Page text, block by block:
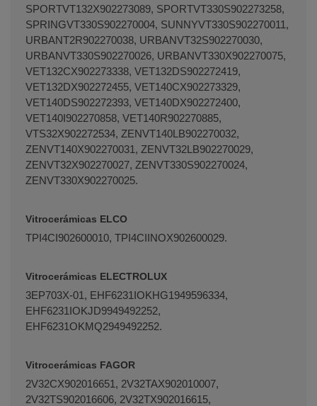
SPORTVT132X902273089, SPORTVT330S902273258,
SPRINGVT330S902270004, SUNNYVT330S902270011,
URBANT2R902270038, URBANVT32S902270030,
URBANVT330S902270026, URBANVT330X902270075,
VET132CX902273338, VET132DS902272419,
VET132DX902272455, VET140CX902273329,
VET140DS902272393, VET140DX902272400,
VET140I902270858, VET140R902270885,
VTS32X902272534, ZENVT140LB902270032,
ZENVT140X902270031, ZENVT32LB902270029,
ZENVT32X902270027, ZENVT330S902270024,
ZENVT330X902270025.
Vitrocerámicas ELCO
TPI4CI902600010, TPI4CIINOX902600029.
Vitrocerámicas ELECTROLUX
3EP703X-01, EHF6231IOKHG1949596334,
EHF6231IOKJD9949492252,
EHF6231OKMQ2949492252.
Vitrocerámicas FAGOR
2V32CX902016651, 2V32TAX902010007,
2V32TS902016606, 2V32TX902016615,